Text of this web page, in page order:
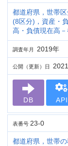
都道府県，世帯
(8区分)，資産・
高・負債現在高
調査年月 2019年
公開（更新）日
DB API
表番号 23-0
都道府県，世帯